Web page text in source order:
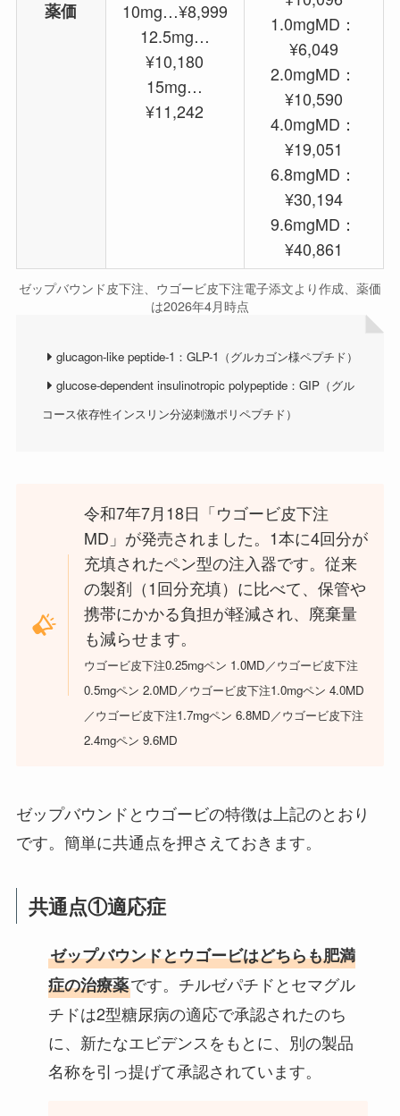
薬価
10mg…¥8,999
12.5mg…
¥10,180
15mg…
¥11,242
1.0mgMD：
¥6,049
2.0mgMD：
¥10,590
4.0mgMD：
¥19,051
6.8mgMD：
¥30,194
9.6mgMD：
¥40,861
ゼップバウンド皮下注、ウゴービ皮下注電子添文より作成、薬価
は2026年4月時点
glucagon-like peptide-1：GLP-1（グルカゴン様ペプチド）
glucose-dependent insulinotropic polypeptide：GIP（グル
コース依存性インスリン分泌刺激ポリペプチド）
令和7年7月18日「ウゴービ皮下注
MD」が発売されました。1本に4回分が
充填されたペン型の注入器です。従来
の製剤（1回分充填）に比べて、保管や
携帯にかかる負担が軽減され、廃棄量
も減らせます。
ウゴービ皮下注0.25mgペン 1.0MD／ウゴービ皮下注
0.5mgペン 2.0MD／ウゴービ皮下注1.0mgペン 4.0MD
／ウゴービ皮下注1.7mgペン 6.8MD／ウゴービ皮下注
2.4mgペン 9.6MD
ゼップバウンドとウゴービの特徴は上記のとおり
です。簡単に共通点を押さえておきます。
共通点①適応症
ゼップバウンドとウゴービはどちらも肥満
症の治療薬です。チルゼパチドとセマグル
チドは2型糖尿病の適応で承認されたのち
に、新たなエビデンスをもとに、別の製品
名称を引っ提げて承認されています。